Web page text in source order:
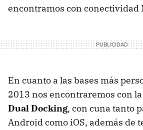
encontramos con conectividad
En cuanto a las bases más
2013 nos encontraremos con la
Dual Docking, con cuna tanto
Android como iOS, además de